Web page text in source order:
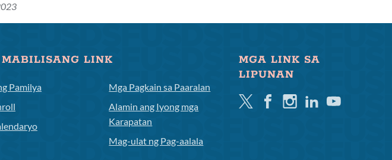
LINK
Pamilya
Mga Pagkain sa Paaralan
Alamin ang Iyong mga
Karapatan
Mag-ulat ng Pag-aalala
MGA LINK SA
LIPUNAN
TwitterFacebookInstagramLinkedinYoutube